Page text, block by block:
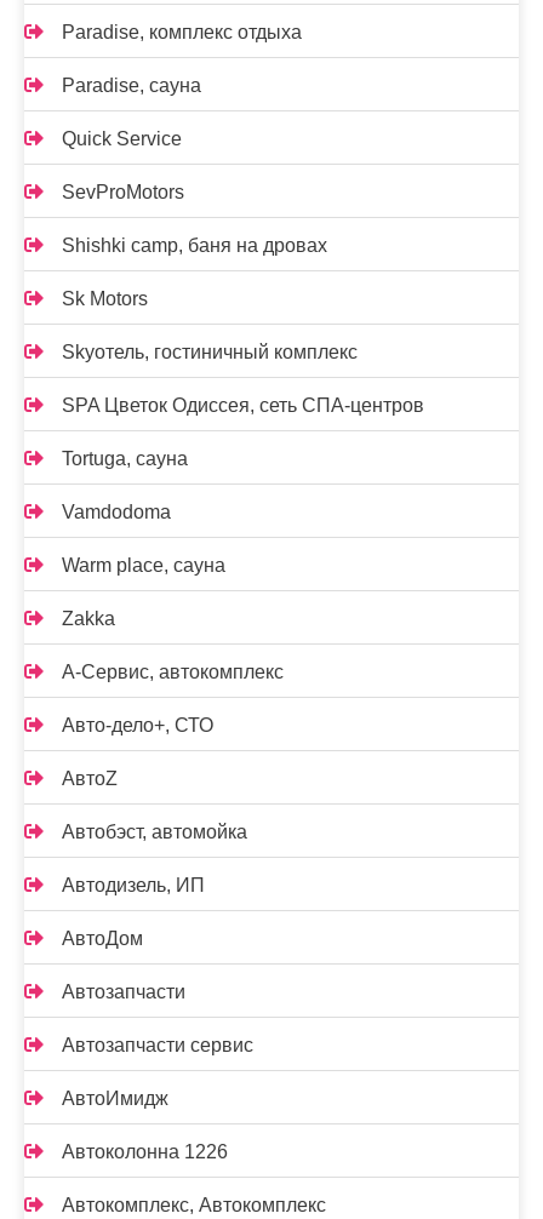
Paradise, комплекс отдыха
Paradise, сауна
Quick Service
SevProMotors
Shishki camp, баня на дровах
Sk Motors
Skyотель, гостиничный комплекс
SPA Цветок Одиссея, сеть СПА-центров
Tortuga, сауна
Vamdodoma
Warm place, сауна
Zakka
А-Сервис, автокомплекс
Авто-дело+, СТО
АвтоZ
Автобэст, автомойка
Автодизель, ИП
АвтоДом
Автозапчасти
Автозапчасти сервис
АвтоИмидж
Автоколонна 1226
Автокомплекс, Автокомплекс